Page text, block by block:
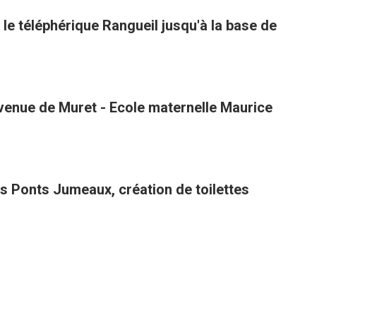
téléphérique Rangueil jusqu'à la base de
de Muret - Ecole maternelle Maurice
Ponts Jumeaux, création de toilettes